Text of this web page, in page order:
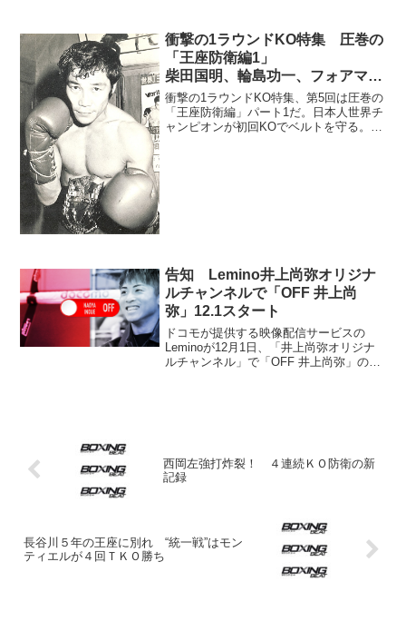
点結果を再検証し、2週間以内の回答を求
めた。JBCが...
衝撃の1ラウンドKO特集 圧巻の
「王座防衛編1」
柴田国明、輪島功一、フォアマ
ン、バレロ！
衝撃の1ラウンドKO特集、第5回は圧巻の
「王座防衛編」パート1だ。日本人世界チ
ャンピオンが初回KOでベルトを守る。
告知 Lemino井上尚弥オリジナ
ルチャンネルで「OFF 井上尚
弥」12.1スタート
ドコモが提供する映像配信サービスの
Leminoが12月1日、「井上尚弥オリジナ
ルチャンネル」で「OFF 井上尚弥」の無
西岡左強打炸裂！ ４連続ＫＯ防衛の新
記録
長谷川５年の王座に別れ “統一戦”はモン
ティエルが４回ＴＫＯ勝ち